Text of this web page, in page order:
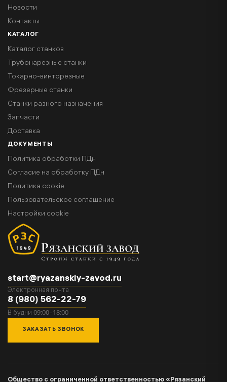
start@ryazanskiy-zavod.ru
Электронная почта
8 (980) 562-22-79
В будни 09:00–18:00
ЗАКАЗАТЬ ЗВОНОК
Новости
Контакты
КАТАЛОГ
Каталог станков
Трубонарезные станки
Токарно-винторезные
Фрезерные станки
Станки разного назначения
Запчасти
Доставка
ДОКУМЕНТЫ
Политика обработки ПДн
Согласие на обработку ПДн
Политика cookie
Пользовательское соглашение
Настройки cookie
Общество с ограниченной ответственностью «Рязанский